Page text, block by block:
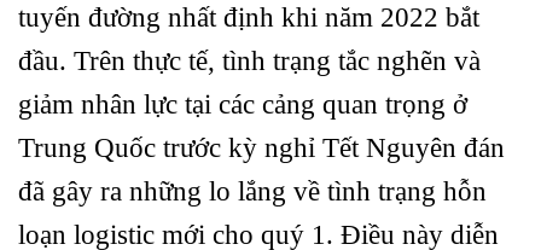
tuyến đường nhất định khi năm 2022 bắt
đầu. Trên thực tế, tình trạng tắc nghẽn và
giảm nhân lực tại các cảng quan trọng ở
Trung Quốc trước kỳ nghỉ Tết Nguyên đán
đã gây ra những lo lắng về tình trạng hỗn
loạn logistic mới cho quý 1. Điều này diễn